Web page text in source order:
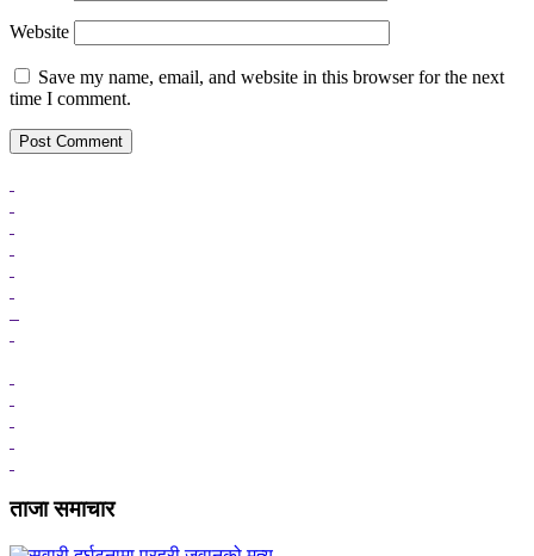
Website
Save my name, email, and website in this browser for the next
time I comment.
ताजा समाचार